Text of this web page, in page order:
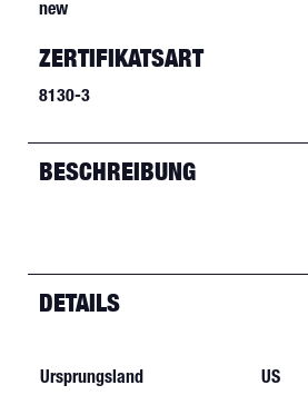
new
ZERTIFIKATSART
8130-3
BESCHREIBUNG
DETAILS
Ursprungsland
US